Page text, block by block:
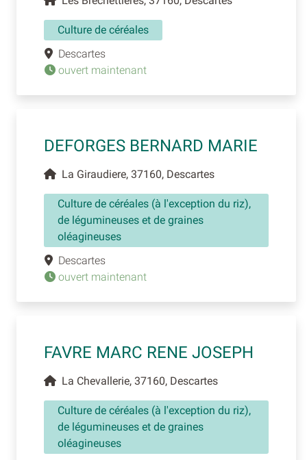
Culture de céréales
Descartes
ouvert maintenant
DEFORGES BERNARD MARIE
La Giraudiere, 37160, Descartes
Culture de céréales (à l'exception du riz),
de légumineuses et de graines
oléagineuses
Descartes
ouvert maintenant
FAVRE MARC RENE JOSEPH
La Chevallerie, 37160, Descartes
Culture de céréales (à l'exception du riz),
de légumineuses et de graines
oléagineuses